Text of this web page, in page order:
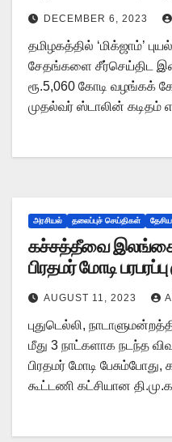
DECEMBER 6, 2023
தமிழகத்தில் ‘மிக்ஜாம்’
சேதங்களை சீர்செய்திட
ரூ.5,060 கோடி வழங்கக்
முதல்வர் ஸ்டாலின் கடிதம்
அரசியல் தலைப்புச் செய்திகள்
கச்சத்தீவை
பிரதமர் மோடி
AUGUST 11, 2023
புதுடெல்லி,
மீது 3 நாட்களாக நடந்த
பிரதமர் மோடி
கூட்டணி கட்சியான